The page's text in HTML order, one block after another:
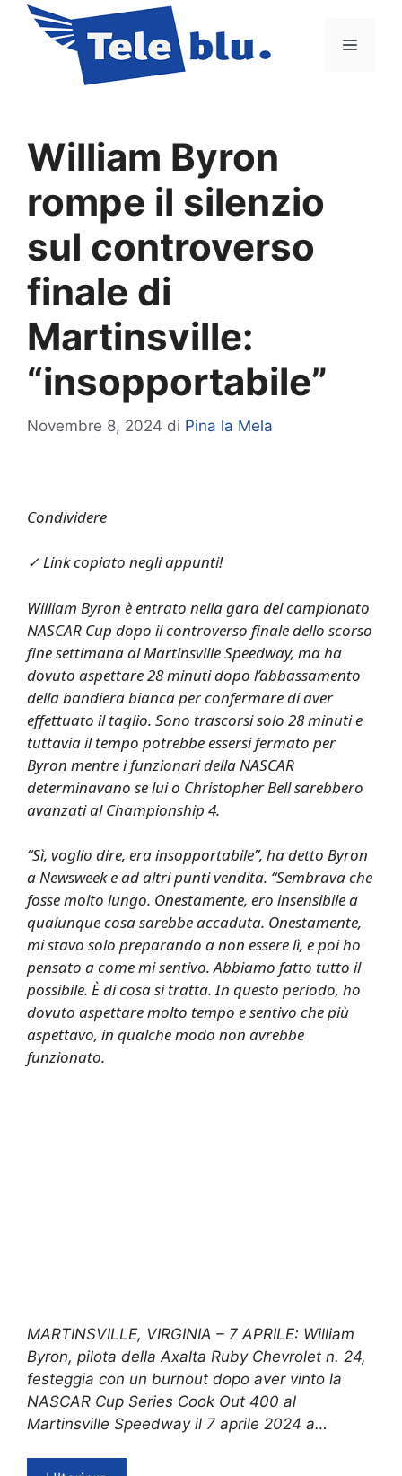
contenuto
Menu
William Byron
rompe il silenzio
sul controverso
finale di
Martinsville:
“insopportabile”
Novembre 8, 2024 di Pina la Mela
Condividere
✓ Link copiato negli appunti!
William Byron è entrato nella gara del campionato
NASCAR Cup dopo il controverso finale dello scorso
fine settimana al Martinsville Speedway, ma ha
dovuto aspettare 28 minuti dopo l’abbassamento
della bandiera bianca per confermare di aver
effettuato il taglio. Sono trascorsi solo 28 minuti e
tuttavia il tempo potrebbe essersi fermato per
Byron mentre i funzionari della NASCAR
determinavano se lui o Christopher Bell sarebbero
avanzati al Championship 4.
“Sì, voglio dire, era insopportabile”, ha detto Byron
a Newsweek e ad altri punti vendita. “Sembrava che
fosse molto lungo. Onestamente, ero insensibile a
qualunque cosa sarebbe accaduta. Onestamente,
mi stavo solo preparando a non essere lì, e poi ho
pensato a come mi sentivo. Abbiamo fatto tutto il
possibile. È di cosa si tratta. In questo periodo, ho
dovuto aspettare molto tempo e sentivo che più
aspettavo, in qualche modo non avrebbe
funzionato.
MARTINSVILLE, VIRGINIA – 7 APRILE: William
Byron, pilota della Axalta Ruby Chevrolet n. 24,
festeggia con un burnout dopo aver vinto la
NASCAR Cup Series Cook Out 400 al
Martinsville Speedway il 7 aprile 2024 a…